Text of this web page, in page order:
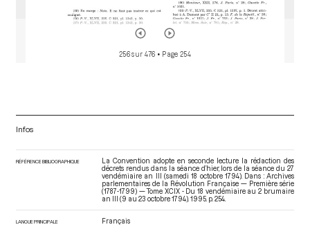
256 sur 476 • Page 254
Infos
RÉFÉRENCE BIBLIOGRAPHIQUE
La Convention adopte en seconde lecture la rédaction des
décrets rendus dans la séance d’hier, lors de la séance du 27
vendémiaire an III (samedi 18 octobre 1794). Dans : Archives
parlementaires de la Révolution Française — Première série
(1787-1799) — Tome XCIX - Du 18 vendémiaire au 2 brumaire
an III (9 au 23 octobre 1794) . 1995. p. 254.
LANGUE PRINCIPALE Français